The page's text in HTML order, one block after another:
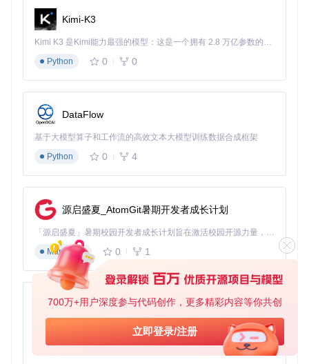
700万+用户深度参与代码创作，更多精彩内容等你共创
立即登录/注册
# 登录Hugging Face账号（需提前注册并接受模型协议）
决策指南 ：
个人学习/小型项目：8GB VRAM GPU可满足基础测试需求
DIA RTX 3090/4090或A100
无GPU环境：可使用CPU模式运行（速度较慢，仅推荐代
码调试）
第二步：模型获取策略制定
任务目标
操作步骤：
项目需求分析
图像生成：优先选择SDXL或SD-Turbo模型
视频生成：选择Stable Video Diffusion (SVD)模型
3D场景生成：选择Stable Video 3D模型
资源获取效率评估
Kimi-K3
Kimi K3 是Kimi能力最强的模型：这是一个拥有 2.8 万亿参数的混合专家（MoE）模型，具备原生视觉理解能力，并支持 100 万 token 的上下文窗口。
Python
0 0
DataFlow
基于大模型算子和工作流的高效文本大模型训练数据合成框架
Python
0 4
源启盛夏_AtomGit暑期开发者成长计划
「源启盛夏」暑期校园开发者成长计划旨在激活校园开源力量，通过积分激励、认证扶持、资源倾斜等形式，引导高校组织和开发者完成「入驻 — 建项目 — 做贡献 — 获认证 — 得资源」的完整闭环。无论你是想带领社团入驻平台的组织者，还是希望用代码贡献证明自己的开发者，都能在这里找到属于你的成长路径。
Markdown
0 1
py-xiaozhi
基于Python的Xiaozhi AI，适用于想要完整Xiaozhi体验而无需拥有专用硬件的用户。
Python
0 1